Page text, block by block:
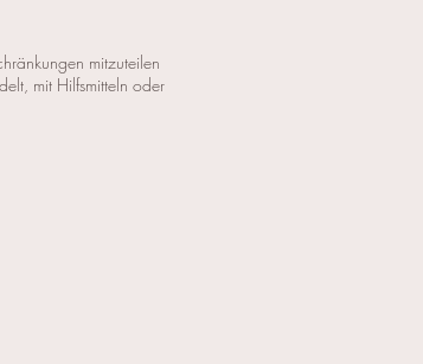
mitzuteilen
mit Hilfsmitteln oder